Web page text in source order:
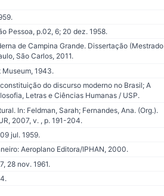
Pessoa, p.02, 6; 20 dez. 1958.
de Campina Grande. Dissertação (Mestrado
São Carlos, 2011.
1943.
do discurso moderno no Brasil; A
Letras e Ciências Humanas / USP.
In: Feldman, Sarah; Fernandes, Ana. (Org.).
2007, v. , p. 191-204.
jul. 1959.
Aeroplano Editora/IPHAN, 2000.
28 nov. 1961.